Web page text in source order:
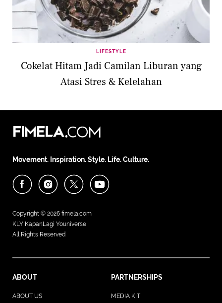
LIFESTYLE
Cokelat Hitam Jadi Camilan Liburan yang
Atasi Stres & Kelelahan
Movement. Inspiration. Style. Life. Culture.
Copyright © 2026 fimela.com
KLY KapanLagi Youniverse
All Rights Reserved
ABOUT PARTNERSHIPS
ABOUT US MEDIA KIT